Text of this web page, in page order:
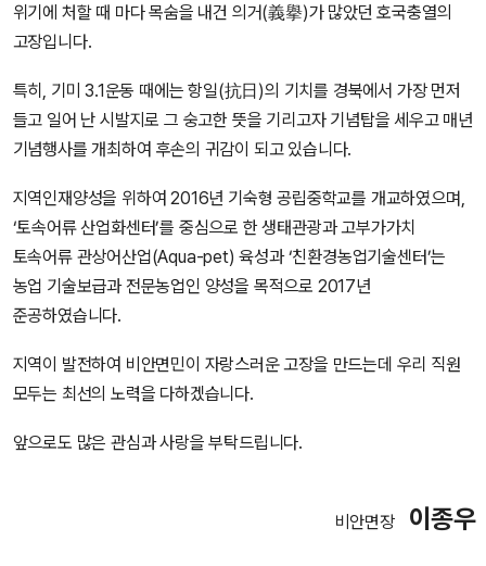
위기에 처할 때 마다 목숨을 내건 의거(義擧)가 많았던 호국충열의
고장입니다.
특히, 기미 3.1운동 때에는 항일(抗日)의 기치를 경북에서 가장 먼저
들고 일어 난 시발지로 그 숭고한 뜻을 기리고자 기념탑을 세우고 매년
기념행사를 개최하여 후손의 귀감이 되고 있습니다.
지역인재양성을 위하여 2016년 기숙형 공립중학교를 개교하였으며,
‘토속어류 산업화센터’를 중심으로 한 생태관광과 고부가가치
토속어류 관상어산업(Aqua-pet) 육성과 ‘친환경농업기술센터’는
농업 기술보급과 전문농업인 양성을 목적으로 2017년
준공하였습니다.
지역이 발전하여 비안면민이 자랑스러운 고장을 만드는데 우리 직원
모두는 최선의 노력을 다하겠습니다.
앞으로도 많은 관심과 사랑을 부탁드립니다.
비안면장 이종우